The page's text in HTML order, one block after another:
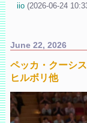
iio (2026-06-24
June 22, 2026
ペッカ・クーシ
ヒルボリ他